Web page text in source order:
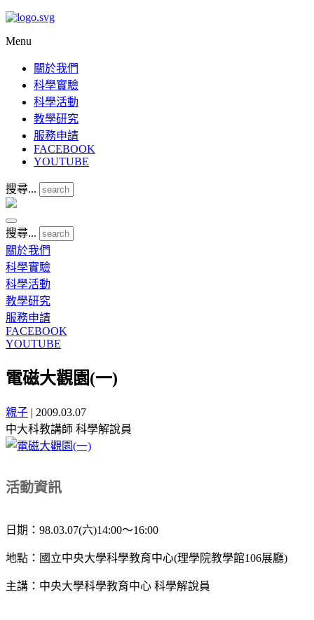
Menu
關於我們
科學實驗
科學活動
教學研究
服務申請
FACEBOOK
YOUTUBE
搜尋...
搜尋...
關於我們
科學實驗
科學活動
教學研究
服務申請
FACEBOOK
YOUTUBE
電磁大觀園(一)
親子 | 2009.03.07
中大科教講師 科學解說員
活動資訊
日期：98.03.07(六)14:00～16:00
地點：國立中央大學科學教育中心(理學院教學館106展廳)
主講 ： 中央大學科學教育中心 科學解說員